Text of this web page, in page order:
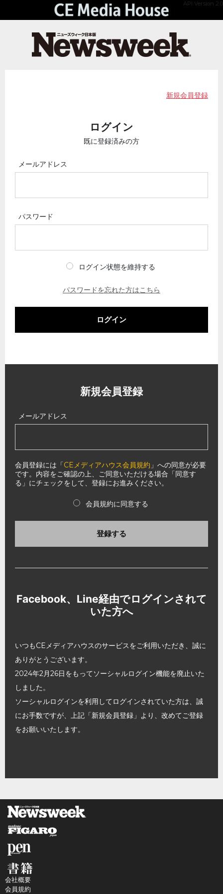
API Version 2.0
新規会員登録
ログイン
既に登録済みの方
メールアドレス
パスワード
ログイン状態を維持する
パスワードを忘れた方はこちら
ログイン
新規会員登録
メールアドレス
会員登録には「CEメディアハウス会員規約 」への同意が必要
です。内容をご確認の上、ご同意いただける場合「同意す
る」にチェックをして、登録にお進みください。
会員規約に同意する
登録する
Facebook、Line経由でログインされて
いた方へ
いつもCEメディアハウスのサービスをご利用いただき、誠に
ありがとうございます。
2024年2月26日をもってソーシャルログイン機能を廃止いた
しました。
ソーシャルログインを利用してログインされていた方は、誠
にお手数ですが、上記「新規会員登録」より、改めてご登録
をお願いいたします。
会社概要
会員規約